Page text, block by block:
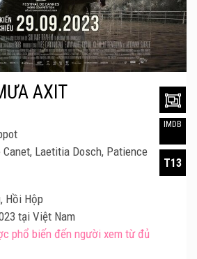
AXIT
Canet, Laetitia Dosch, Patience
Hồi Hộp
tại Việt Nam
phổ biến đến người xem từ đủ
IMDB
T13